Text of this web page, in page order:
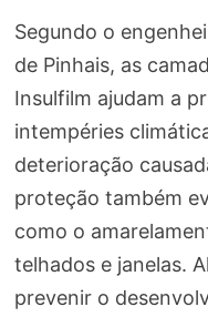
Segundo o
de Pinhais, as
Insulfilm ajudam a
intempéries
deterioração
proteção também
como o
telhados e janelas.
prevenir o